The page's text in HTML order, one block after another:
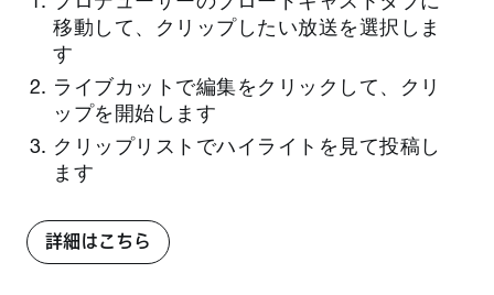
移動して、クリップしたい放送を選択しま
す
ライブカットで編集をクリックして、クリ
ップを開始します
クリップリストでハイライトを見て投稿し
ます
詳細はこちら